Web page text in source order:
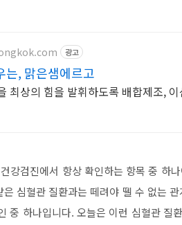
광고
는, 맑은샘에르고
최상의 힘을 발휘하도록 배합제조,
강검진에서 항상 확인하는 항목 중 하
은 심혈관 질환과는 떼려야 뗄 수 없는
중 하나입니다. 오늘은 이런 심혈관 질